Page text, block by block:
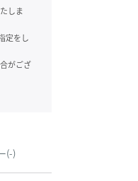
しま
定をし
がござ
(-)